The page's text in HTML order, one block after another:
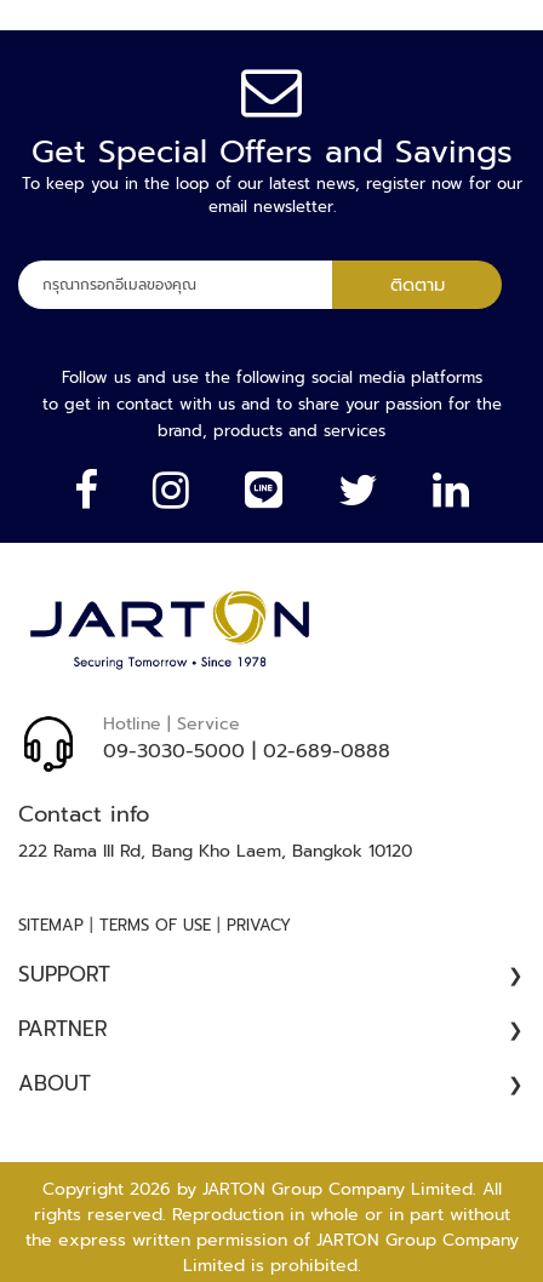
ถ
กั้
น
ที่
ร
อุ
ป
ณ์
ส
ที่
จ
ด
อั
โ
น
มั
ร
บ
ล
เ
า
ทำ
ง
า
Get Special Offers and Savings
To keep you in the loop of our latest news, register now for our
email newsletter.
ลง
ทะเบียน
จดหมาย
ข่าว
ติดตาม
Follow us and use the following social media platforms
to get in contact with us and to share your passion for the
brand, products and services
Hotline | Service
09-3030-5000 | 02-689-0888
Contact info
222 Rama III Rd, Bang Kho Laem, Bangkok 10120
SITEMAP | TERMS OF USE | PRIVACY
SUPPORT
COMPLAINT
SATISFACTION SURVEY
PARTNER
ARCHITECT
DEALER
ENGINEER
FOREIGN DISTRIBUTOR
ABOUT
CAREER
CONTACT US
Copyright 2026 by JARTON Group Company Limited. All
rights reserved. Reproduction in whole or in part without
the express written permission of JARTON Group Company
Limited is prohibited.